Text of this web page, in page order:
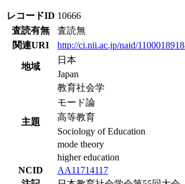
レコードID 10666
査読有無
査読無
関連URI
http://ci.nii.ac.jp/naid/
地域
日本
Japan
主題
教育社会学
モード論
高等教育
Sociology of Education
mode theory
higher education
NCID
AA11714117